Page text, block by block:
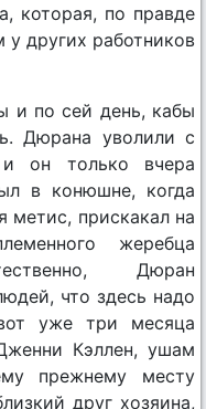
которая, по правде
у других работников
и по сей день, кабы
Дюрана уволили с
и он только вчера
в конюшне, когда
метис, прискакал на
жеребца
Дюран
что здесь надо
уже три месяца
Кэллен, ушам
прежнему месту
друг хозяина,